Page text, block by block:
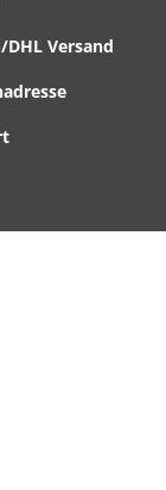
Versand